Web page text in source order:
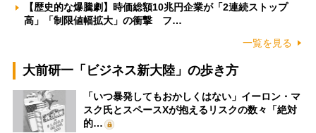
【歴史的な爆騰劇】時価総額10兆円企業が「2連続ストップ
高」「制限値幅拡大」の衝撃 フ…
一覧を見る
大前研一「ビジネス新大陸」の歩き方
「いつ暴発してもおかしくはない」イーロン・マ
スク氏とスペースXが抱えるリスクの数々「絶対
的…